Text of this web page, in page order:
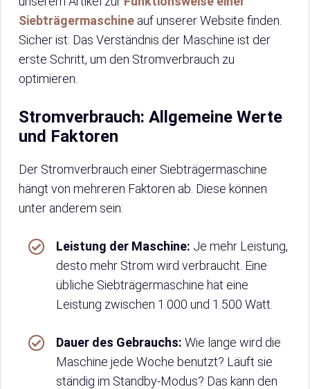
Siebträgermaschine auf unserer Website finden.
Sicher ist: Das Verständnis der Maschine ist der
erste Schritt, um den Stromverbrauch zu
optimieren.
Stromverbrauch: Allgemeine Werte
und Faktoren
Der Stromverbrauch einer Siebträgermaschine
hängt von mehreren Faktoren ab. Diese können
unter anderem sein:
Leistung der Maschine: Je mehr Leistung,
desto mehr Strom wird verbraucht. Eine
übliche Siebträgermaschine hat eine
Leistung zwischen 1.000 und 1.500 Watt.
Dauer des Gebrauchs: Wie lange wird die
Maschine jede Woche benutzt? Läuft sie
ständig im Standby-Modus? Das kann den